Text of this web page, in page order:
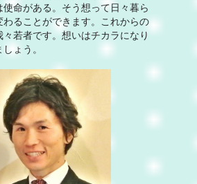
使命がある。そう想って日々暮ら
ることができます。これからの
若者です。想いはチカラになり
ょう。